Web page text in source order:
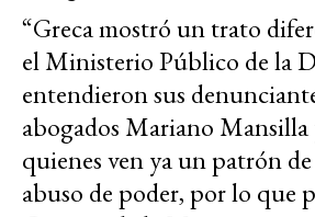
“Greca mostró un trato
el Ministerio Público de la
entendieron sus
abogados Mariano Mansilla
quienes ven ya un patrón
abuso de poder, por lo que